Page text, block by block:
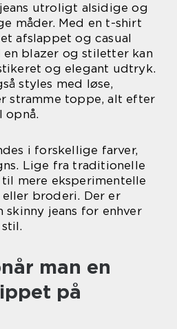
utroligt alsidige og
måder. Med en t-shirt
afslappet og casual
en blazer og stiletter kan
og elegant udtryk.
styles med løse,
stramme toppe, alt efter
opnå.
i forskellige farver,
Lige fra traditionelle
mere eksperimentelle
broderi. Der er
jeans for enhver
man en
på